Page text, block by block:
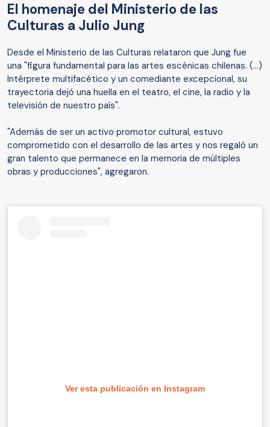
El homenaje del Ministerio de las
Culturas a Julio Jung
Desde el Ministerio de las Culturas relataron que Jung fue
una "figura fundamental para las artes escénicas chilenas. (...)
Intérprete multifacético y un comediante excepcional, su
trayectoria dejó una huella en el teatro, el cine, la radio y la
televisión de nuestro país".
"Además de ser un activo promotor cultural, estuvo
comprometido con el desarrollo de las artes y nos regaló un
gran talento que permanece en la memoria de múltiples
obras y producciones", agregaron.
Ver esta publicación en Instagram